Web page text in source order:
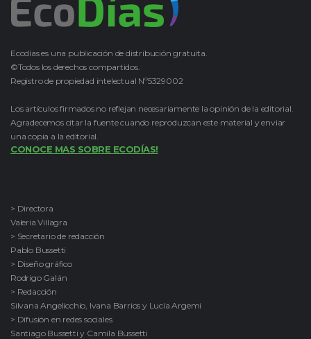
Ecodías es una publicación de distribución gratuita.
©Todos los derechos compartidos.
Registro de propiedad intelectual Nº5329002
Los artículos firmados no reflejan necesariamente la opinión de la editorial.
Agradecemos citar la fuente cuando reproduzcan este material y enviar
una copia a la editorial.
CONOCE MAS SOBRE ECODÍAS!
> Directora
Valeria Villagra
> Secretario de redacción
Pablo Bussetti
> Diseño gráfico
Rodrigo Galán
> Redacción
Silvana Angelicchio, Ivana Barrios y Lucía Argemi
> Difusión en redes sociales
Santiago Bussetti y Camila Bussetti